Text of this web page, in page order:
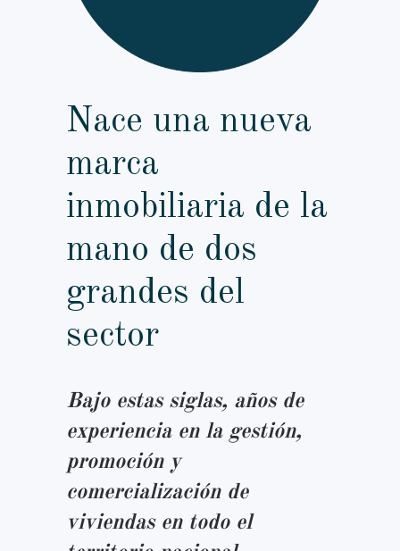
Nace una nueva
marca
inmobiliaria de la
mano de dos
grandes del
sector
Bajo estas siglas, años de
experiencia en la gestión,
promoción y
comercialización de
viviendas en todo el